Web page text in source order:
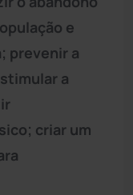
e
prevenir a
a
criar um